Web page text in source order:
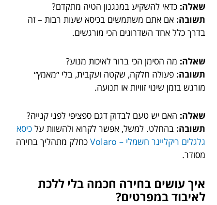
שאלה: כדאי להשקיע במנגנון הטיה מתקדם?
תשובה: אם אתם משתמשים בכיסא שעות רבות – זה
בדרך כלל אחד השדרוגים הכי מורגשים.
שאלה: מה הסימן הכי ברור לאיכות מנוע?
תשובה: פעולה חלקה, שקטה ועקבית, בלי ״מאמץ״
מורגש בזמן שינוי זוויות או תנועה.
שאלה: האם יש טעם לבדוק דגם ספציפי לפני קנייה?
תשובה: בהחלט. למשל, אפשר לקרוא ולהשוות על כיסא
גלגלים ריקליינר חשמלי – Volaro
כחלק מתהליך בחירה
מסודר.
איך עושים בחירה חכמה בלי ללכת
לאיבוד במפרטים?